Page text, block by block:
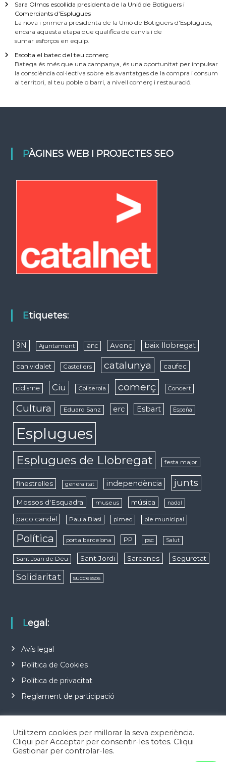
Sara Olmos escollida presidenta de la Unió de Botiguers i
Comerciants d’Esplugues
La nova i primera presidenta de la Unió de Botiguers d'Esplugues,
encara aquesta etapa que qualifica de canvis i de
sumar esforços en equip.
Escolta el batec del teu comerç
Batega és més que una campanya, és una oportunitat per impulsar
la consciència col·lectiva sobre els avantatges de la compra i consum
al territori, al teu poble o barri, a nivell comerç i restauració.
PÀGINES WEB I PROJECTES SEO
Etiquetes:
9N Ajuntament anc Avenç baix llobregat
can vidalet Castellers catalunya caufec
ciclisme Ciu Collserola comerç Concert
Cultura Eduard Sanz erc Esbart España
Esplugues
Esplugues de Llobregat festa major
finestrelles generalitat independència junts
Mossos d'Esquadra museus música nadal
paco candel Paula Blasi pimec ple municipal
Política porta barcelona PP psc Salut
Sant Joan de Déu Sant Jordi Sardanes Seguretat
Solidaritat successos
Legal:
Avís legal
Política de Cookies
Política de privacitat
Reglament de participació
Utilitzem cookies per millorar la seva experiència.
Cliqui per Acceptar per consentir-les totes. Cliqui
Gestionar per controlar-les.